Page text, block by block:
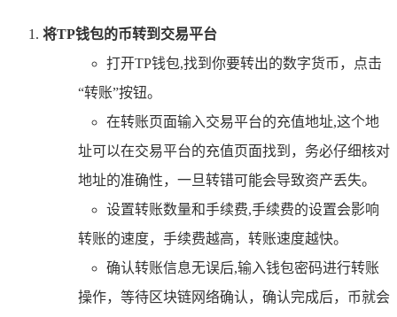
将TP钱包的币转到交易平台
打开TP钱包,找到你要转出的数字货币，点击
“转账”按钮。
在转账页面输入交易平台的充值地址,这个地
址可以在交易平台的充值页面找到，务必仔细核对
地址的准确性，一旦转错可能会导致资产丢失。
设置转账数量和手续费,手续费的设置会影响
转账的速度，手续费越高，转账速度越快。
确认转账信息无误后,输入钱包密码进行转账
操作，等待区块链网络确认，确认完成后，币就会